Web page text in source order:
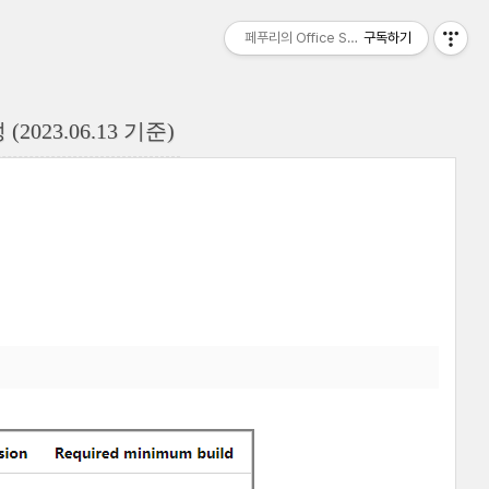
(2023.06.13 기준)
페푸리의 Office Server 이야기
구독하기